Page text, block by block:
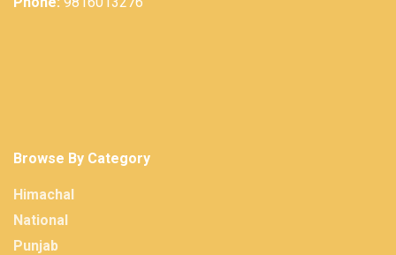
Browse By Category
Himachal
National
Punjab